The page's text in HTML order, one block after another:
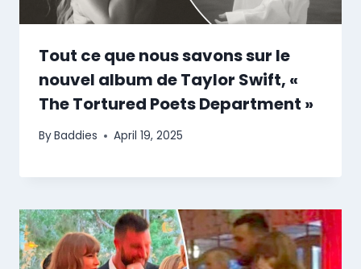
Tout ce que nous savons sur le
nouvel album de Taylor Swift, «
The Tortured Poets Department »
ByBaddies April 19, 2025